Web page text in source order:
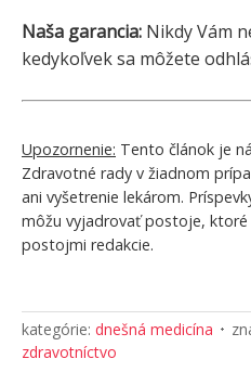
Naša garancia: Nikdy Vám
kedykoľvek sa môžete
Upozornenie: Tento článok je
Zdravotné rady v žiadnom
ani vyšetrenie lekárom.
môžu vyjadrovať postoje, ktoré
postojmi redakcie.
kategórie: dnešná medicína
zdravotníctvo